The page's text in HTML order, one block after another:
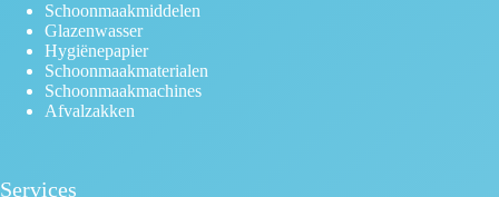
Schoonmaakmiddelen
Glazenwasser
Hygiënepapier
Schoonmaakmaterialen
Schoonmaakmachines
Afvalzakken
Services